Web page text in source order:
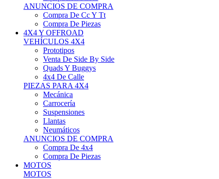
Compra De Cc Y Tt
Compra De Piezas
4X4 Y OFFROAD
VEHÍCULOS 4X4
Prototipos
Venta De Side By Side
Quads Y Buggys
4x4 De Calle
PIEZAS PARA 4X4
Mecánica
Carrocería
Suspensiones
Llantas
Neumáticos
ANUNCIOS DE COMPRA
Compra De 4x4
Compra De Piezas
MOTOS
MOTOS
Motos De Circuito